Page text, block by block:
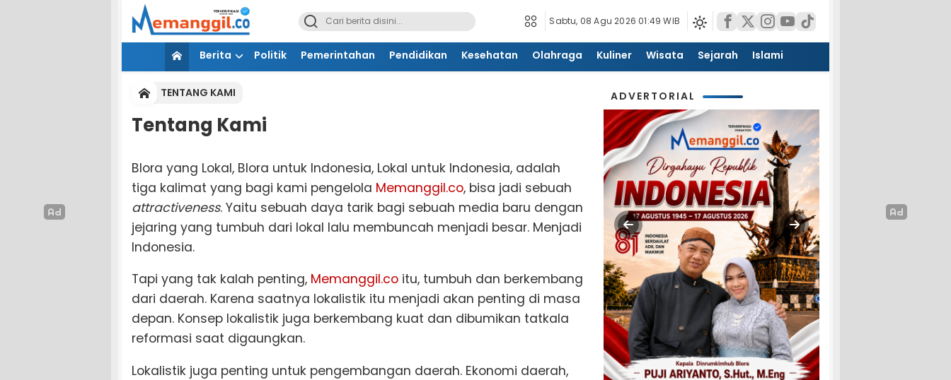
Sabtu, 08 Agu 2026 01:49 WIB
Berita Politik Pemerintahan Pendidikan Kesehatan Olahraga Kuliner Wisata Sejarah Islami
TENTANG KAMI
Tentang Kami
Blora yang Lokal, Blora untuk Indonesia, Lokal untuk Indonesia, adalah
tiga kalimat yang bagi kami pengelola Memanggil.co, bisa jadi sebuah
attractiveness. Yaitu sebuah daya tarik bagi sebuah media baru dengan
jejaring yang tumbuh dari lokal lalu membuncah menjadi besar. Menjadi
Indonesia.
Tapi yang tak kalah penting, Memanggil.co itu, tumbuh dan berkembang
dari daerah. Karena saatnya lokalistik itu menjadi akan penting di masa
depan. Konsep lokalistik juga berkembang kuat dan dibumikan tatkala
reformasi saat digaungkan.
Lokalistik juga penting untuk pengembangan daerah. Ekonomi daerah,
ADVERTORIAL